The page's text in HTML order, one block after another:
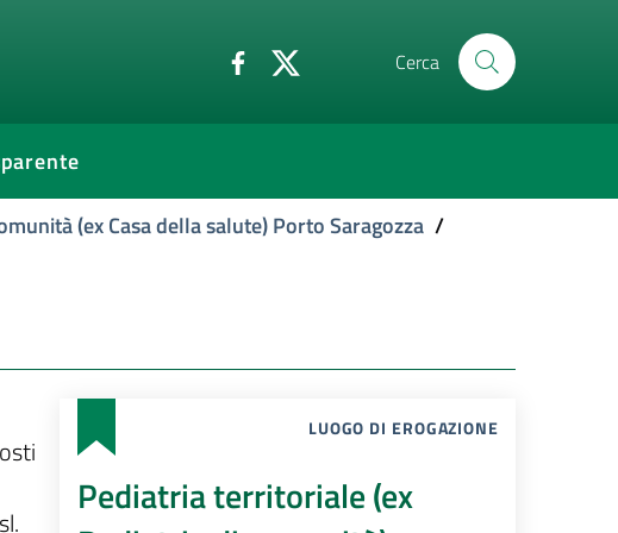
Cerca
(ex Casa della salute) Porto Saragozza /
LUOGO DI EROGAZIONE
Pediatria territoriale (ex